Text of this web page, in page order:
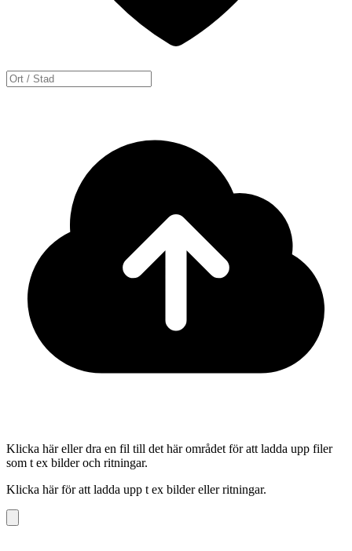
Klicka här eller dra en fil till det här området för att ladda upp filer
som t ex bilder och ritningar.
Klicka här för att ladda upp t ex bilder eller ritningar.